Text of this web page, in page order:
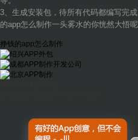
3、生成安装包，待所有代码都编写完
的app怎么制作一头雾水的你恍然大悟呢
挣钱的app怎么制作